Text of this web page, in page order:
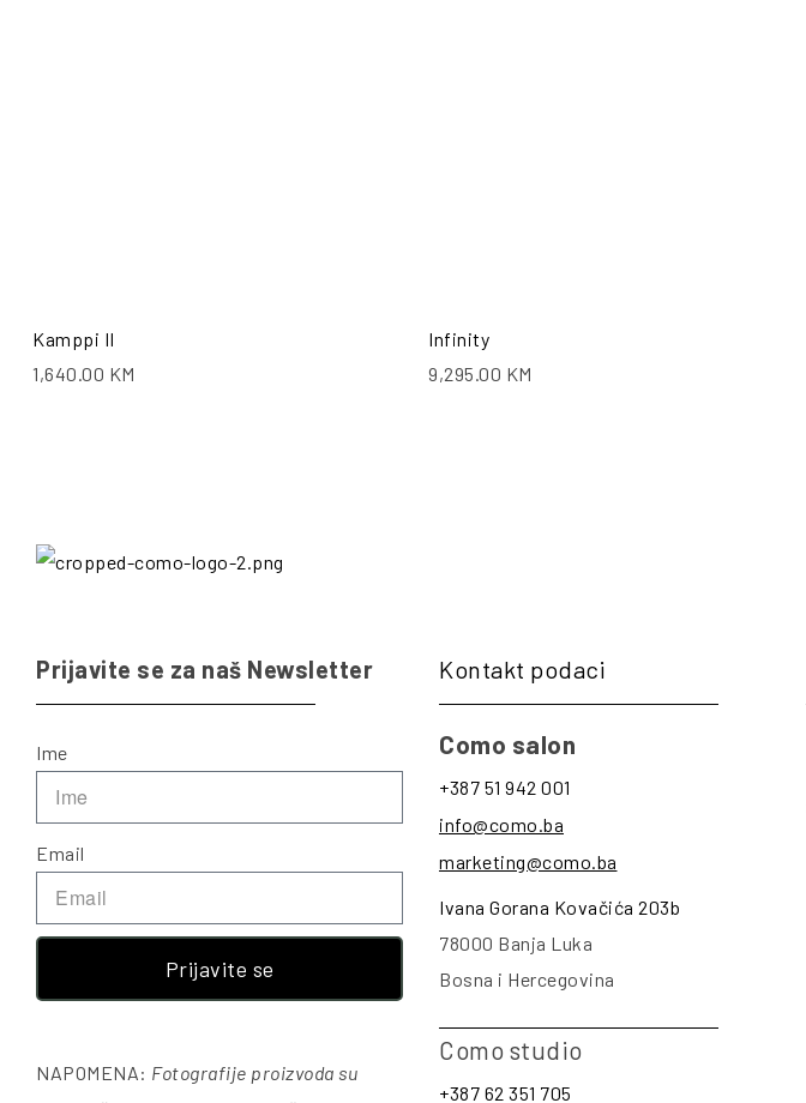
Kamppi II
1,640.00 KM
Infinity
9,295.00 KM
Prijavite se za naš Newsletter
Ime
Email
Prijavite se
NAPOMENA: Fotografije proizvoda su
Kontakt podaci
Como salon
+387 51 942 001
info@como.ba
marketing@como.ba
Ivana Gorana Kovačića 203b
78000 Banja Luka
Bosna i Hercegovina
Como studio
+387 62 351 705